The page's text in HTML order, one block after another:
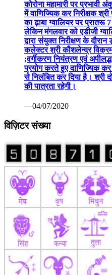
कोरोना महामारी पर
में वाणिज्यिक कर निरीक्षक
का ढ़ाबा ग्वालियर पर
लेकिन मंगलवार को एडीजी
द्वारा संयुक्त निरीक्षण के
कलेक्टर श्री कौशलेन्द्र
;वर्गीकरण नियंत्रण एवं
प्रयोग करते हुए वाणिज्यिक कर
से निलंबित कर दिया है। श्री
की पात्रता रहेगी।
—04/07/2020
विज़िटर संख्या